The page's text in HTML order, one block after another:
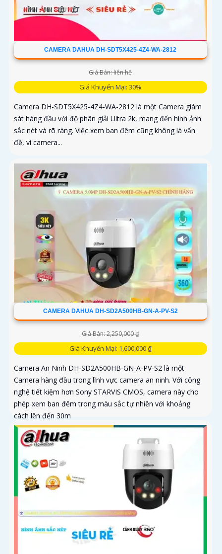
CAMERA DAHUA DH-SDT5X425-4Z4-WA-2812
Giá Bán: liên hệ
Giá Khuyến Mại: 30%
Camera DH-SDT5X425-4Z4-WA-2812 là một Camera giám
sát hàng đầu với độ phân giải Ultra 2k, mang đến hình ảnh
sắc nét và rõ ràng. Việc xem ban đêm cũng không là vấn
đề, vì camera...
CAMERA DAHUA DH-SD2A500HB-GN-A-PV-S2
Giá Bán: 2,250,000 ₫
Giá Khuyến Mại: 1,600,000 ₫
Camera An Ninh DH-SD2A500HB-GN-A-PV-S2 là một
Camera hàng đầu trong lĩnh vực camera an ninh. Với công
nghệ tiết kiệm hơn Sony STARVIS CMOS, camera này cho
phép xem ban đêm trong màu sắc tự nhiên với khoảng
cách lên đến 30m